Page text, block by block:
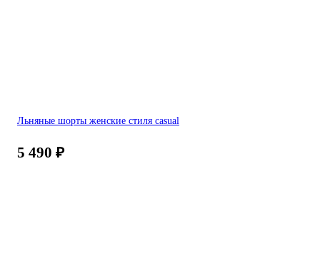
Льняные шорты женские стиля casual
5 490 ₽